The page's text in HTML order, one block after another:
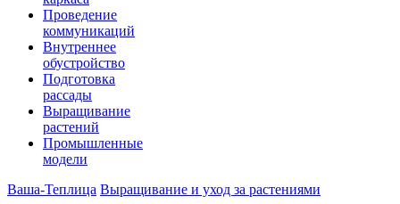
Проведение
коммуникаций
Внутреннее
обустройство
Подготовка
рассады
Выращивание
растений
Промышленные
модели
Ваша-Теплица Выращивание и уход за растениями